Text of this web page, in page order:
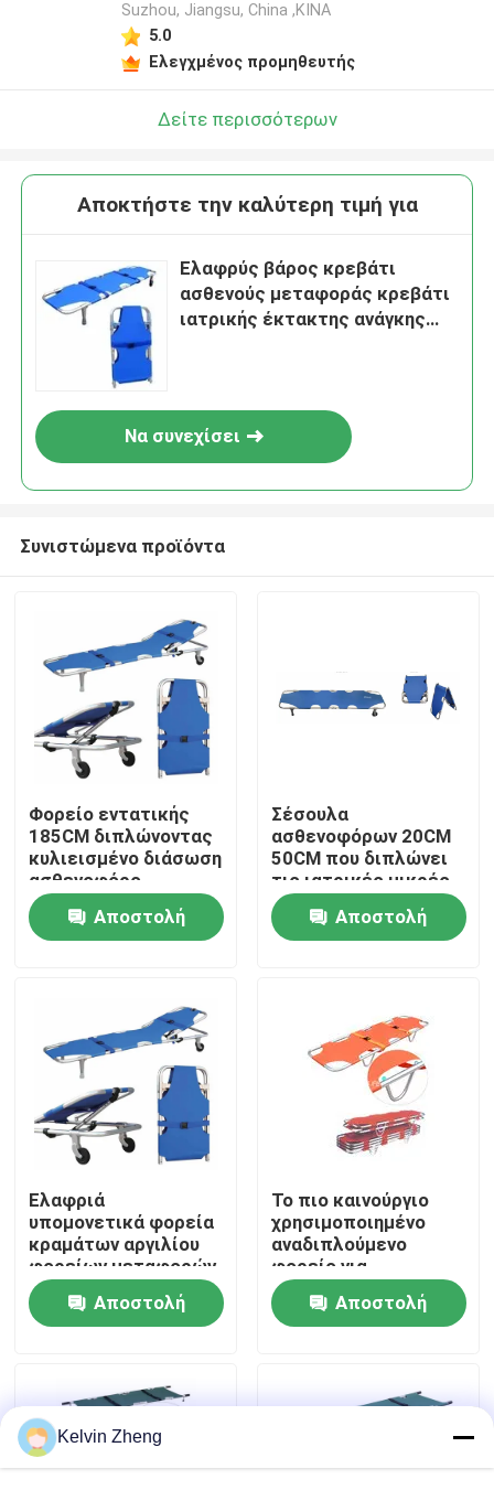
Σπίτι
Προϊόντα
Σχετικά με εμάς
Επισκέψεις στο εργοστάσιο
Έλεγχος ποιότητας
Επικοινωνήστε μαζί μας
Υποθέσεις
Suzhou, Jiangsu, China ,ΚΙΝΑ
5.0
Ελεγχμένος προμηθευτής
Δείτε περισσότερων
Αποκτήστε την καλύτερη τιμή για
Ελαφρύς βάρος κρεβάτι
ασθενούς μεταφοράς κρεβάτι
ιατρικής έκτακτης ανάγκης
Να συνεχίσει
Συνιστώμενα προϊόντα
Φορείο εντατικής
185CM διπλώνοντας
κυλιεισμένο διάσωση
ασθενοφόρο
νοσοκομείων 60
βαθμώνΑποστολή
Σέσουλα
ασθενοφόρων 20CM
50CM που διπλώνει
τις ιατρικές μικρές
ρόδες φορείων για
το νοσοκομείο
Αποστολή
Ελαφριά
υπομονετικά φορεία
κραμάτων αργιλίου
φορείων μεταφορών
με το ιατρικό
κρεβάτι φορείων
έκτακτης ανάγκης
Αποστολή
Το πιο καινούργιο
χρησιμοποιημένο
αναδιπλούμενο
φορείο για
τραυματίες.
Αποστολή
Kelvin Zheng